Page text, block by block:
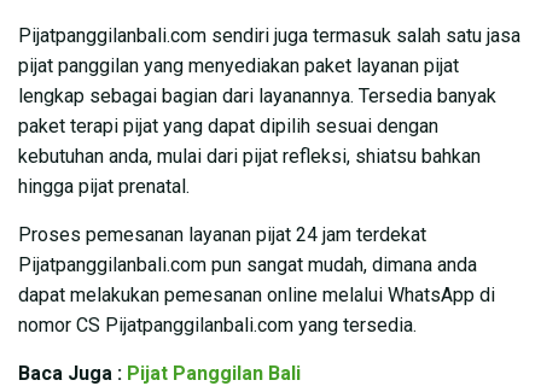
Pijatpanggilanbali.com sendiri juga termasuk salah satu jasa
pijat panggilan yang menyediakan paket layanan pijat
lengkap sebagai bagian dari layanannya. Tersedia banyak
paket terapi pijat yang dapat dipilih sesuai dengan
kebutuhan anda, mulai dari pijat refleksi, shiatsu bahkan
hingga pijat prenatal.
Proses pemesanan layanan pijat 24 jam terdekat
Pijatpanggilanbali.com pun sangat mudah, dimana anda
dapat melakukan pemesanan online melalui WhatsApp di
nomor CS Pijatpanggilanbali.com yang tersedia.
Baca Juga : Pijat Panggilan Bali